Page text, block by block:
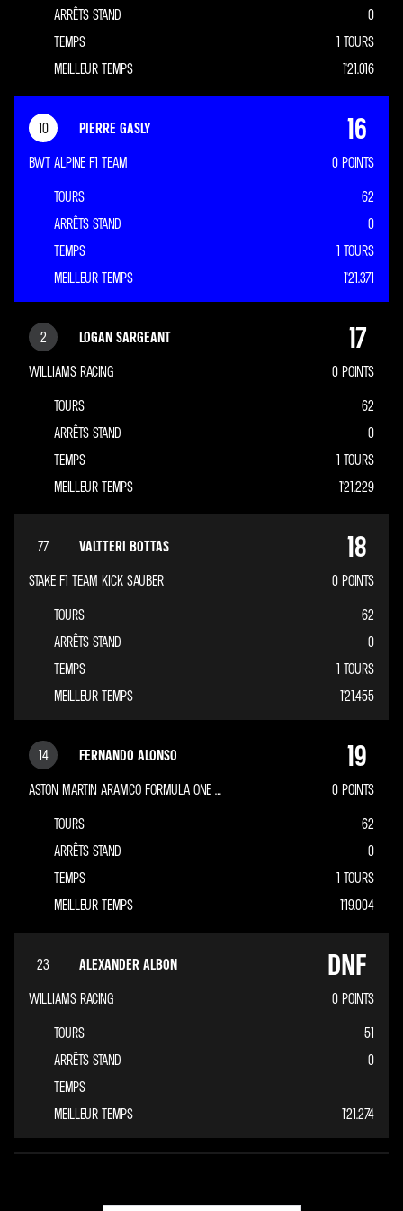
SEC.
TEMPS
1 TOURS
0
1'21.016
ARRÊTS STAND
TEMPS
MEILLEUR TEMPS
16
10
PIERRE GASLY
BWT ALPINE F1 TEAM
62
1 TOURS
0
1'21.371
0 POINTS
TOURS
ARRÊTS STAND
TEMPS
MEILLEUR TEMPS
17
2
LOGAN SARGEANT
WILLIAMS RACING
62
1 TOURS
0
1'21.229
0 POINTS
TOURS
ARRÊTS STAND
TEMPS
MEILLEUR TEMPS
18
77
VALTTERI BOTTAS
STAKE F1 TEAM KICK SAUBER
62
1 TOURS
0
1'21.455
0 POINTS
TOURS
ARRÊTS STAND
TEMPS
MEILLEUR TEMPS
19
14
FERNANDO ALONSO
ASTON MARTIN ARAMCO FORMULA ONE TEAM
62
1 TOURS
0
1'19.004
0 POINTS
TOURS
ARRÊTS STAND
TEMPS
MEILLEUR TEMPS
DNF
23
ALEXANDER ALBON
WILLIAMS RACING
51
0
1'21.274
0 POINTS
TOURS
ARRÊTS STAND
TEMPS
MEILLEUR TEMPS